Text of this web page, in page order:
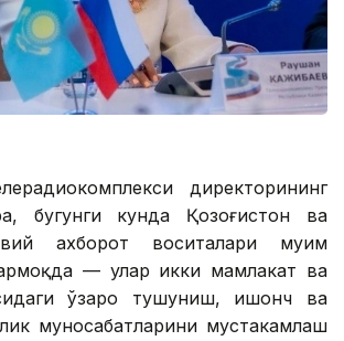
директорининг
бугунги кунда Қозоғистон ва
ахборот воситалари муҳим
— улар икки мамлакат ва
ўзаро тушуниш, ишонч ва
муносабатларини мустаҳкамлаш